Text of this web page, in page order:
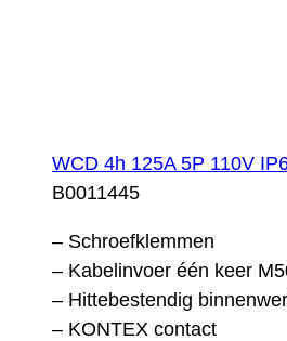
WCD 4h 125A 5P 110V
B0011445
– Schroefklemmen
– Kabelinvoer één keer
– Hittebestendig
– KONTEX contact